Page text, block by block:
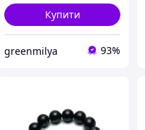
Купити
greenmilya 93%